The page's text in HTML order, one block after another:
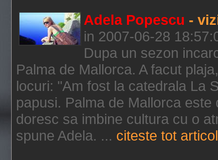
Adela Popescu -
in 2007-06-28
Dupa un sezon
Palma de Mallorca. A facut
locuri: "Am fost la catedrala La
papusi. Palma de Mallorca
doresc sa imbine cultura cu o
spune Adela. ... citeste tot